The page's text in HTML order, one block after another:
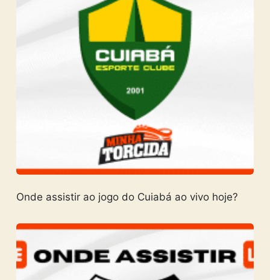
Onde assistir ao jogo do Cuiabá ao vivo hoje?